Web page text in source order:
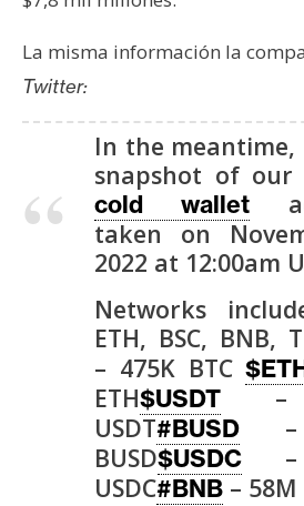
La misma información la
Twitter:
In the meantime,
snapshot of
cold wallet
taken on
2022 at 12:00am
Networks
ETH, BSC, BNB,
– 475K BTC
ETH$USDT –
USDT#BUSD –
BUSD$USDC –
USDC#BNB – 58M